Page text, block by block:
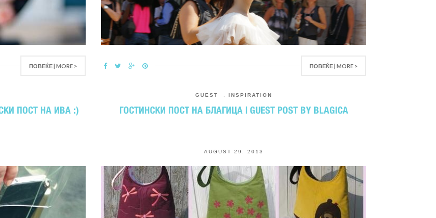
ПОВЕЌЕ | MORE > ПОВЕЌЕ | MORE >
ПОСТ НА ИВА :)
GUEST INSPIRATION
ГОСТИНСКИ ПОСТ НА БЛАГИЦА | GUEST POST BY BLAGICA
AUGUST 29, 2013